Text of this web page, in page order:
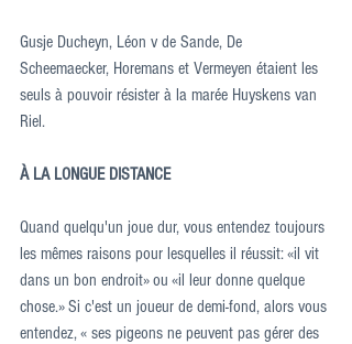
Gusje Ducheyn, Léon v de Sande, De
Scheemaecker, Horemans et Vermeyen étaient les
seuls à pouvoir résister à la marée Huyskens van
Riel.
À LA LONGUE DISTANCE
Quand quelqu'un joue dur, vous entendez toujours
les mêmes raisons pour lesquelles il réussit: «il vit
dans un bon endroit» ou «il leur donne quelque
chose.» Si c'est un joueur de demi-fond, alors vous
entendez, « ses pigeons ne peuvent pas gérer des